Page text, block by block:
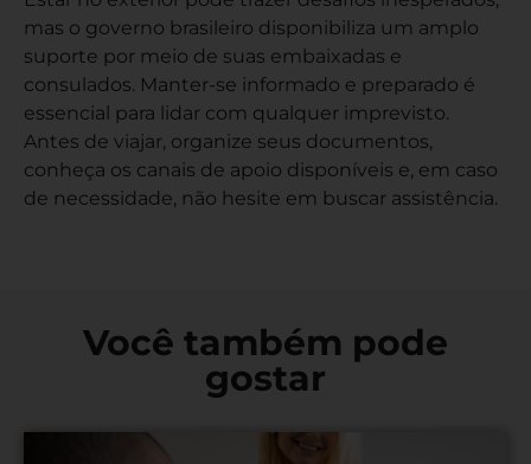
mas o governo brasileiro disponibiliza um amplo
suporte por meio de suas embaixadas e
consulados. Manter-se informado e preparado é
essencial para lidar com qualquer imprevisto.
Antes de viajar, organize seus documentos,
conheça os canais de apoio disponíveis e, em caso
de necessidade, não hesite em buscar assistência.
Você também pode
gostar